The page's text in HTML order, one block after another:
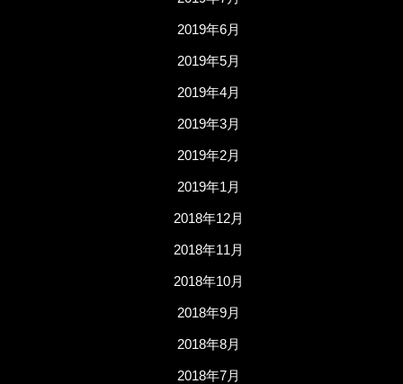
2019年6月
2019年5月
2019年4月
2019年3月
2019年2月
2019年1月
2018年12月
2018年11月
2018年10月
2018年9月
2018年8月
2018年7月